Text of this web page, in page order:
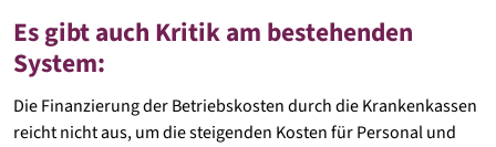
der Psychiatrie und Psychosomatik erfolgt die
Abrechnung nach dem sogenannten PEPP-System
(Pauschalierende Entgelte Psychiatrie und
etwa für besondere Leistungen.
Wie und durch wen erfolgt die Finanzierung?
Die Finanzierung erfolgt durch die Bundesländer.
Investitionsprogramme sowie
Einzelentscheidungen Fördermittel bereit.
Es gibt auch Kritik am bestehenden
System:
Die Finanzierung der Betriebskosten durch die Krankenkassen
reicht nicht aus, um die steigenden Kosten für Personal und